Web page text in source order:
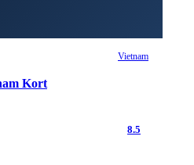
Vietnam
Kort
8.5